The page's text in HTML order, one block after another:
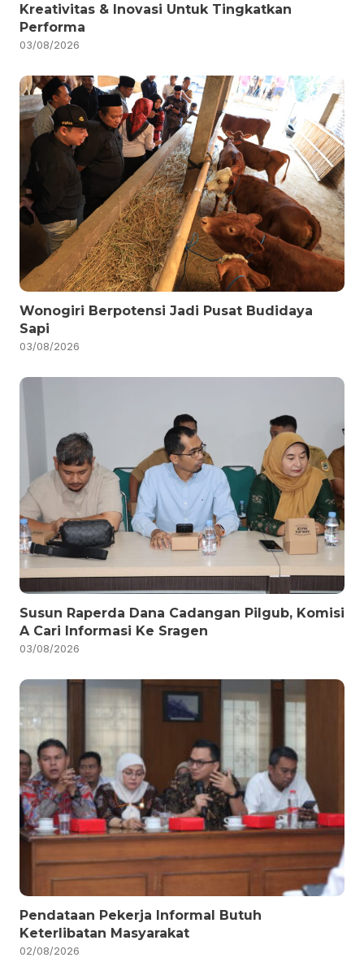
Kreativitas & Inovasi Untuk Tingkatkan
Performa
03/08/2026
Wonogiri Berpotensi Jadi Pusat Budidaya
Sapi
03/08/2026
Susun Raperda Dana Cadangan Pilgub, Komisi
A Cari Informasi Ke Sragen
03/08/2026
Pendataan Pekerja Informal Butuh
Keterlibatan Masyarakat
02/08/2026